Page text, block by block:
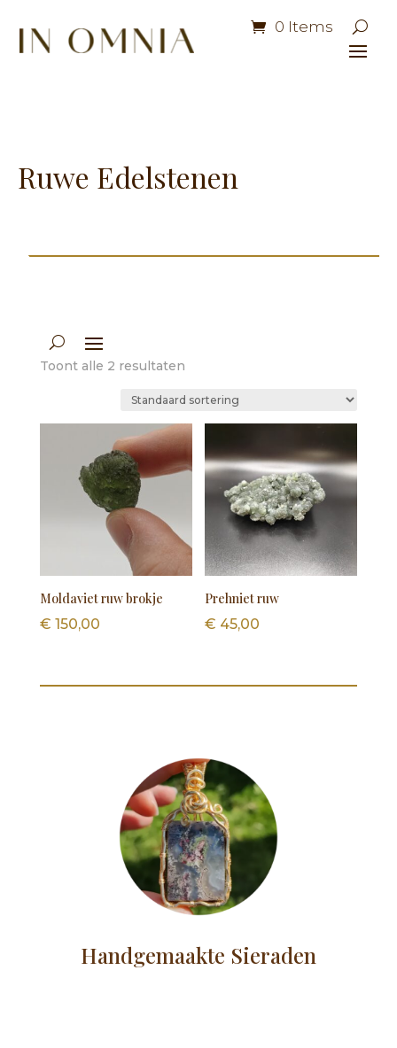
0 Items
Ruwe Edelstenen
Toont alle 2 resultaten
Moldaviet ruw brokje
€ 150,00
Prehniet ruw
€ 45,00
Handgemaakte Sieraden